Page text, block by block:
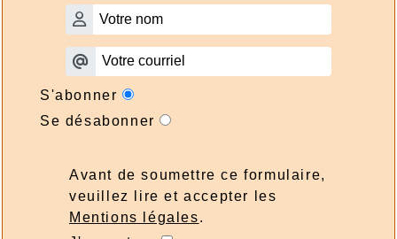
S'abonner
Se désabonner
Avant de soumettre ce formulaire,
veuillez lire et accepter les
Mentions légales.